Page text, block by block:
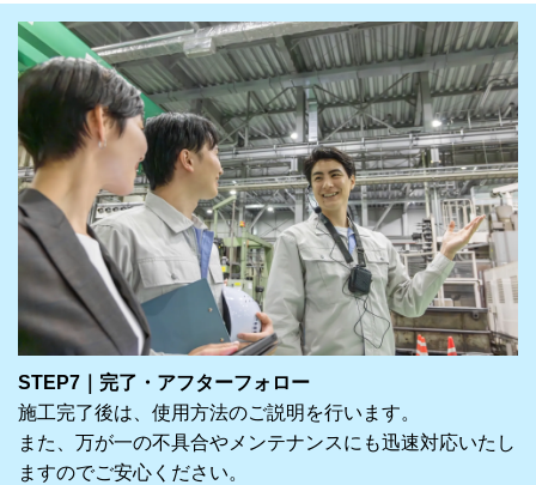
STEP7｜完了・アフターフォロー
施工完了後は、使用方法のご説明を行います。
また、万が一の不具合やメンテナンスにも迅速対応いたし
ますのでご安心ください。